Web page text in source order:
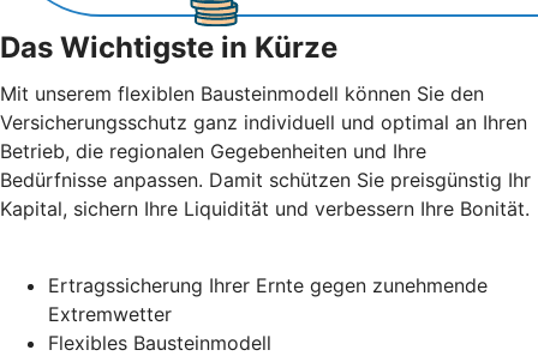
Das Wichtigste in Kürze
Mit unserem flexiblen Bausteinmodell können Sie den
Versicherungsschutz ganz individuell und optimal an Ihren
Betrieb, die regionalen Gegebenheiten und Ihre
Bedürfnisse anpassen. Damit schützen Sie preisgünstig Ihr
Kapital, sichern Ihre Liquidität und verbessern Ihre Bonität.
Ertragssicherung Ihrer Ernte gegen zunehmende
Extremwetter
Flexibles Bausteinmodell